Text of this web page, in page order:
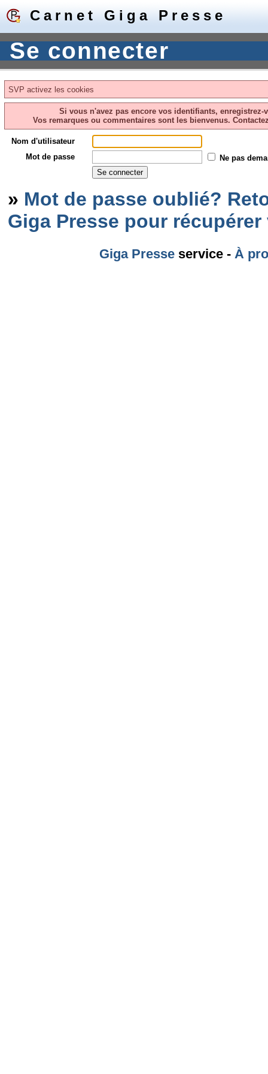
Carnet Giga Presse
Se connecter
SVP activez les cookies
Si vous n'avez pas encore vos identifiants,
Vos remarques ou commentaires sont les bienvenus.
Nom d'utilisateur
Mot de passe
Ne pas
» Mot de passe oublié?
Giga Presse pour
Giga Presse service - À